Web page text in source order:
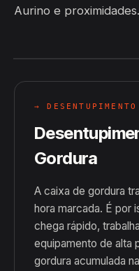
Aurino e proximidades.
→ DESENTUPIMENTO
Gordura
A caixa de gordura
hora marcada. É por
chega rápido,
equipamento de alta
gordura acumulada